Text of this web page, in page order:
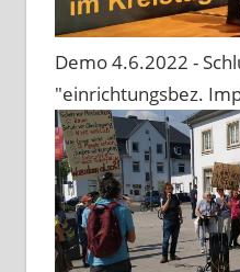
Demo 4.6.2022 -
"einrichtungsbez.